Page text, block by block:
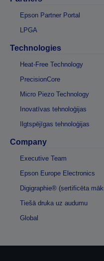
Epson Partner Portal
LPGA
Technologies
Heat-Free Technology
PrecisionCore
Micro Piezo Technology
Inovatīvas tehnoloģijas
Ilgtspējīgas tehnoloģijas
Company
Executive Team
Epson Europe Electronics
Digigraphie® (sertificēta
Tiešā druka uz audumu
Global